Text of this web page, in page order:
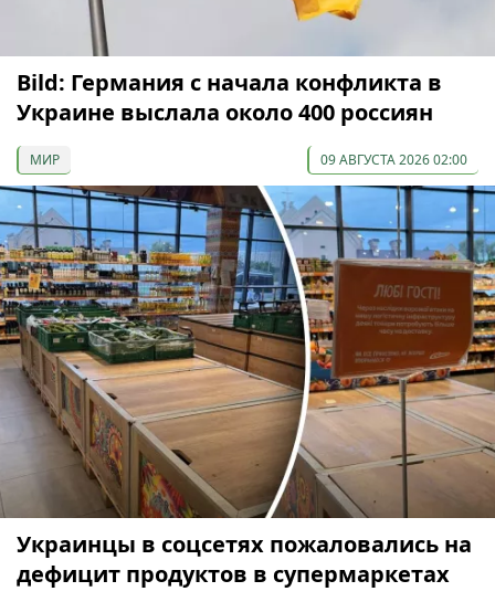
Bild: Германия с начала конфликта в
Украине выслала около 400 россиян
МИР 09 АВГУСТА 2026 02:00
Украинцы в соцсетях пожаловались на
дефицит продуктов в супермаркетах